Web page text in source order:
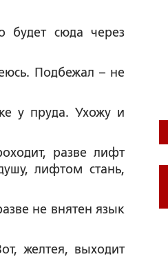
будет сюда через
Подбежал – не
у пруда. Ухожу и
разве лифт
лифтом стань,
не внятен язык
желтея, выходит